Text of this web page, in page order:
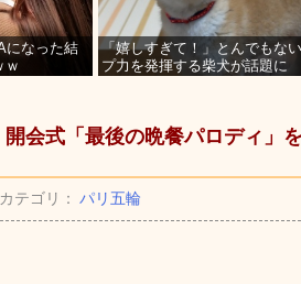
になった結
ｗ
「嬉しすぎて！」とんでもな
プ力を発揮する柴犬が話題に
会式「最後の晩餐パロディ」
テゴリ： パリ五輪